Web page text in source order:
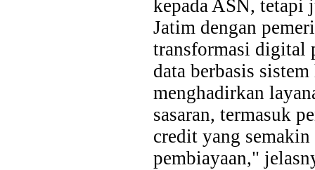
kepada ASN, tetapi
Jatim dengan
transformasi digital
data berbasis
menghadirkan
sasaran, termasuk
credit yang
pembiayaan,"